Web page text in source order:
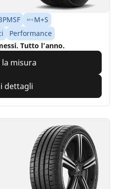
M+S
Performance
Tutto l’anno.
la misura
dettagli